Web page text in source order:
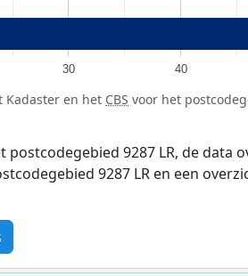
30 40
Kadaster en het CBS voor het
postcodegebied 9287 LR, de data
9287 LR en een